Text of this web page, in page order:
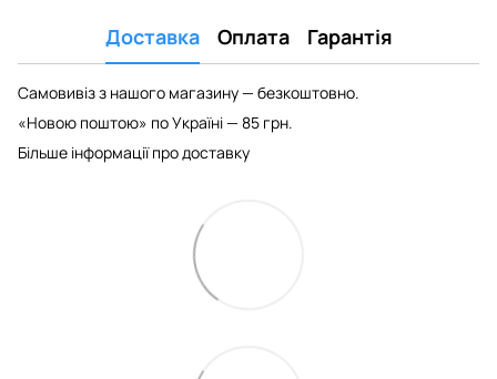
Доставка Оплата Гарантія
Самовивіз з нашого магазину — безкоштовно.
«Новою поштою» по Україні — 85 грн.
Більше інформації про доставку